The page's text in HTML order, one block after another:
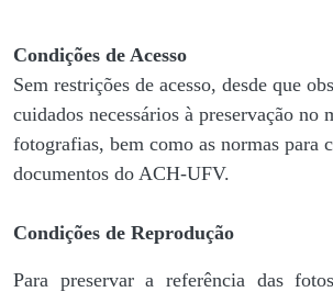
Condições de Acesso
Sem restrições de acesso, desde que
cuidados necessários à preservação no
fotografias, bem como as normas para
documentos do ACH-UFV.
Condições de Reprodução
Para preservar a referência das